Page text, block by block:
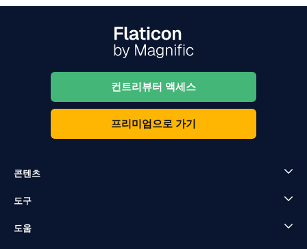
컨트리뷰터 액세스
프리미엄으로 가기
콘텐츠
도구
도움